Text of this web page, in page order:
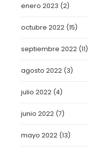
enero 2023 (2)
octubre 2022 (15)
septiembre 2022 (11)
agosto 2022 (3)
julio 2022 (4)
junio 2022 (7)
mayo 2022 (13)